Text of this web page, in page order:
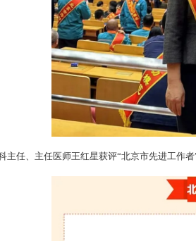
主任、主任医师王红星获评“北京市先进工作